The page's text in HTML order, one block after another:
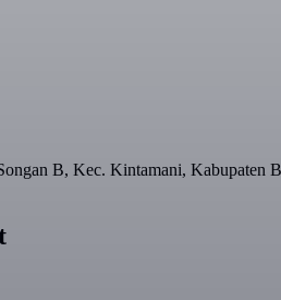
B, Kec. Kintamani, Kabupaten